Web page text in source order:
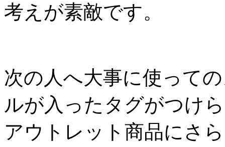
考えが素敵です。
次の人へ大事に使って
ルが入ったタグがつけ
アウトレット商品にさ